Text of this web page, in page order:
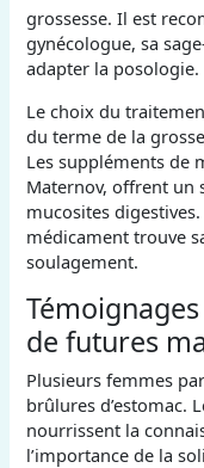
grossesse. Il est
gynécologue, sa
adapter la posologie.
Le choix du
du terme de la
Les suppléments de
Maternov, offrent un
mucosites
médicament trouve
soulagement.
de futures
Plusieurs femmes
brûlures d’estomac.
nourrissent la
l’importance de la